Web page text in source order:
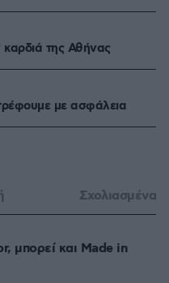
καρδιά της Αθήνας
με ασφάλεια
Σχολιασμένα
μπορεί και Made in